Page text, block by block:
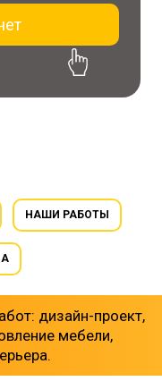
НАШИ РАБОТЫ
дизайн-проект,
мебели,